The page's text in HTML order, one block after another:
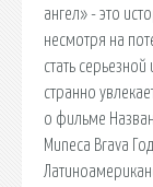
ангел» - это
несмотря на
стать
странно
о фильме
Muneca Brava